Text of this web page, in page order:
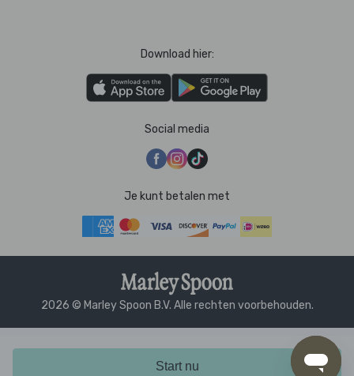
Start nu
Download hier:
Social media
Je kunt betalen met
2026 © Marley Spoon B.V. Alle rechten voorbehouden.